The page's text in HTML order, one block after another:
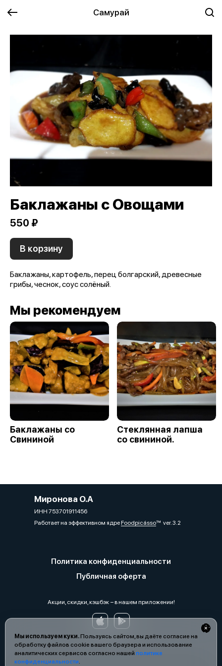
Самурай
Мы используем куки.Пользуясь сайтом, вы даёте согласие на
обработку файлов cookie вашего браузера и использование
аналитических сервисов согласно нашей политике
конфиденциальности.
Баклажаны с Овощами
550 ₽
В корзину
Баклажаны, картофель, перец болгарский, древесные
грибы, чеснок, соус солёный.
Мы рекомендуем
Баклажаны со
Свининой
Стеклянная лапша
со свининой.
Миронова О.А
ИНН 753701911456
Работает на эффективном ядреFoodpicássover. 3.2
Политика конфиденциальности
Публичная оферта
Акции, скидки, кэшбэк − в нашем приложении!